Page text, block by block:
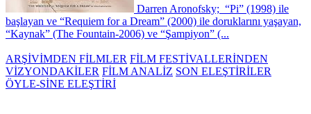
Darren Aronofsky; “Pi” (1998) ile
başlayan ve “Requiem for a Dream” (2000) ile doruklarını yaşayan,
“Kaynak” (The Fountain-2006) ve “Şampiyon” (...
ARŞİVİMDEN FİLMLER FİLM FESTİVALLERİNDEN
VİZYONDAKİLER FİLM ANALİZ SON ELEŞTİRİLER
ÖYLE-SİNE ELEŞTİRİ